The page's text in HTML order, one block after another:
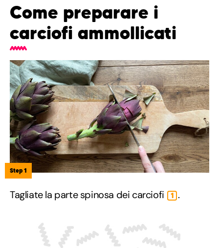
Come preparare i
carciofi ammollicati
Step 1
Tagliate la parte spinosa dei carciofi 1 .